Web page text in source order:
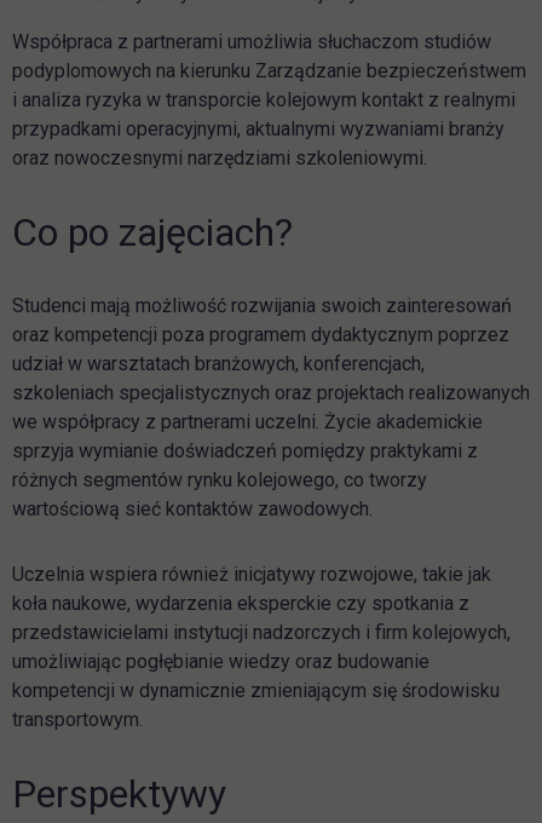
Współpraca z partnerami umożliwia słuchaczom studiów
podyplomowych na kierunku Zarządzanie bezpieczeństwem
i analiza ryzyka w transporcie kolejowym kontakt z realnymi
przypadkami operacyjnymi, aktualnymi wyzwaniami branży
oraz nowoczesnymi narzędziami szkoleniowymi.
Co po zajęciach?
Studenci mają możliwość rozwijania swoich zainteresowań
oraz kompetencji poza programem dydaktycznym poprzez
udział w warsztatach branżowych, konferencjach,
szkoleniach specjalistycznych oraz projektach realizowanych
we współpracy z partnerami uczelni. Życie akademickie
sprzyja wymianie doświadczeń pomiędzy praktykami z
różnych segmentów rynku kolejowego, co tworzy
wartościową sieć kontaktów zawodowych.
Uczelnia wspiera również inicjatywy rozwojowe, takie jak
koła naukowe, wydarzenia eksperckie czy spotkania z
przedstawicielami instytucji nadzorczych i firm kolejowych,
umożliwiając pogłębianie wiedzy oraz budowanie
kompetencji w dynamicznie zmieniającym się środowisku
transportowym.
Perspektywy